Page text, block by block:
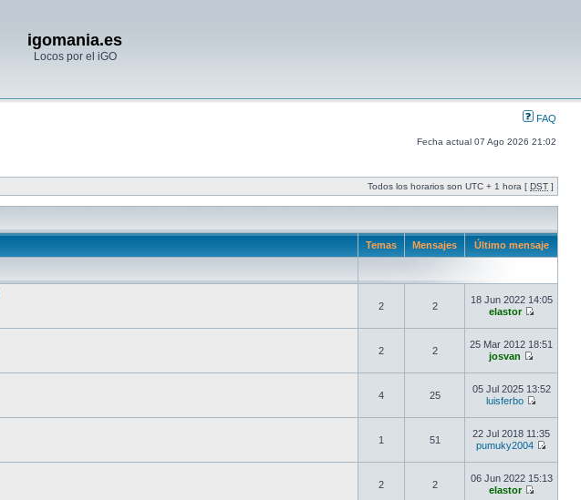
igomania.es
Locos por el iGO
FAQ
Fecha actual 07 Ago 2026 21:02
Todos los horarios son UTC + 1 hora [ DST ]
Temas Mensajes Último mensaje
2 2
18 Jun 2022 14:05
elastor
2 2
25 Mar 2012 18:51
josvan
4 25
05 Jul 2025 13:52
luisferbo
1 51
22 Jul 2018 11:35
pumuky2004
2 2
06 Jun 2022 15:13
elastor